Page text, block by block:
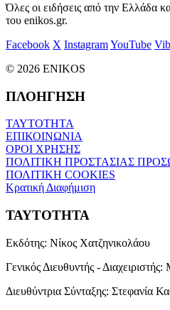
Όλες οι ειδήσεις από την Ελλάδα
του enikos.gr.
Facebook X InstagramYouTube
© 2026 ENIKOS
ΠΛΟΗΓΗΣΗ
ΤΑΥΤΟΤΗΤΑ
ΕΠΙΚΟΙΝΩΝΙΑ
ΟΡΟΙ ΧΡΗΣΗΣ
ΠΟΛΙΤΙΚΗ ΠΡΟΣΤΑΣΙΑΣ
ΠΟΛΙΤΙΚΗ COOKIES
Κρατική Διαφήμιση
ΤΑΥΤΟΤΗΤΑ
Εκδότης: Νίκος Χατζηνικολάου
Γενικός Διευθυντής - Διαχειριστής:
Διευθύντρια Σύνταξης: Στεφανία